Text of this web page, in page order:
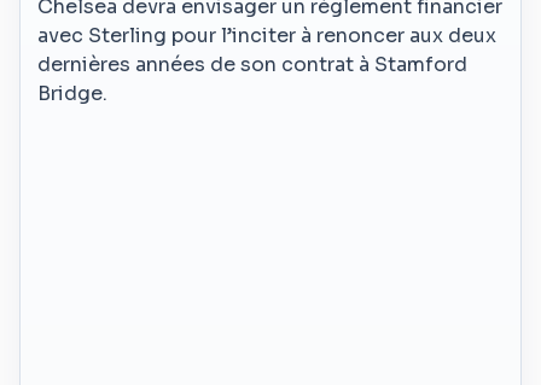
Chelsea devra envisager un règlement financier
avec Sterling pour l’inciter à renoncer aux deux
dernières années de son contrat à Stamford
Bridge.